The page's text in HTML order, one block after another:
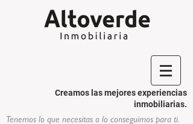
Creamos las mejores experiencias
inmobiliarias.
Tenemos lo que necesitas o lo conseguimos para ti.